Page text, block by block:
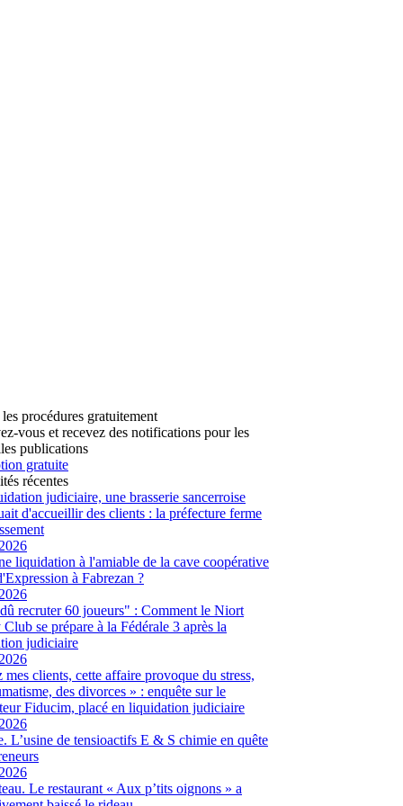
procédures gratuitement
vous et recevez des notifications pour les
publications
gratuite
récentes
judiciaire, une brasserie sancerroise
d'accueillir des clients : la préfecture ferme
liquidation à l'amiable de la cave coopérative
à Fabrezan ?
recruter 60 joueurs" : Comment le Niort
se prépare à la Fédérale 3 après la
judiciaire
mes clients, cette affaire provoque du stress,
des divorces » : enquête sur le
Fiducim, placé en liquidation judiciaire
L’usine de tensioactifs E & S chimie en quête
Le restaurant « Aux p’tits oignons » a